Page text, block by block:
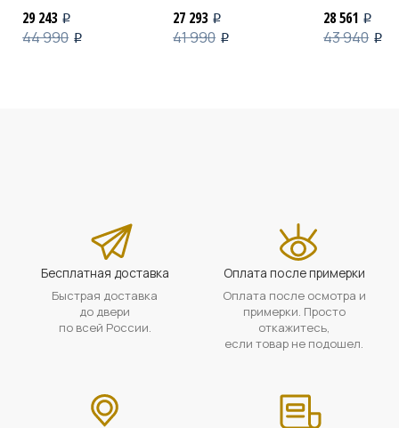
29 243 i
44 990 i
27 293 i
41 990 i
28 561 i
43 940 i
Бесплатная доставка
Быстрая доставка
до двери
по всей России.
Оплата после примерки
Оплата после осмотра и
примерки. Просто
откажитесь,
если товар не подошел.